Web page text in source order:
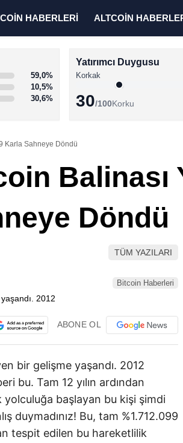
HABERLERİ ALTCOİN
59,0%
10,5%
30,6%
Yatırımcı Duygusu
Korkak
30/100Korku
Karla Sahneye Döndü
Balinası
Döndü
TÜM YAZILARI
Bitcoin Haberleri
ABONE OL
bir gelişme yaşandı. 2012
bu. Tam 12 yılın ardından
yolculuğa başlayan bu kişi şimdi
duymadınız! Bu, tam %1.712.099
tespit edilen bu hareketlilik